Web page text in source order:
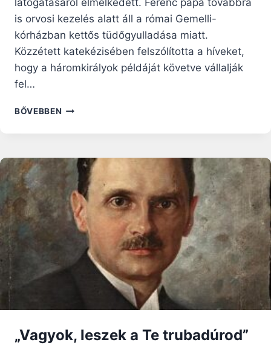
látogatásáról elmélkedett. Ferenc pápa továbbra
is orvosi kezelés alatt áll a római Gemelli-
kórházban kettős tüdőgyulladása miatt.
Közzétett katekézisében felszólította a híveket,
hogy a háromkirályok példáját követve vállalják
fel…
BŐVEBBEN KÖZZÉTETTÉK
AUDIENCIA
KATEKÉZISÉT:
TANULJUNK
A
NAPKELETI
BÖLCSEKTŐL
„Vagyok, leszek a Te trubadúrod”